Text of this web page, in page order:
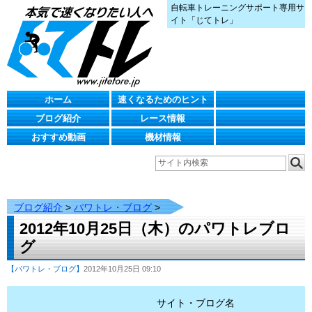
自転車トレーニングサポート専用サ
イト「じてトレ」
ホーム
速くなるためのヒント
ブログ紹介
レース情報
おすすめ動画
機材情報
ブログ紹介 > パワトレ・ブログ>
2012年10月25日（木）のパワトレブロ
グ
【パワトレ・ブログ】 2012年10月25日 09:10
サイト・ブログ名